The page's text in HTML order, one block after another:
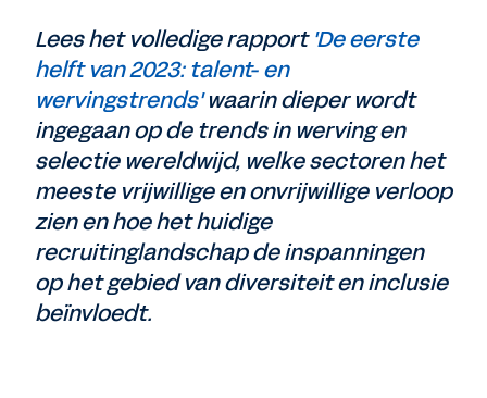
Lees het volledige rapport'De eerste
helft van 2023: talent- en
wervingstrends'waarin dieper wordt
ingegaan op de trends in werving en
selectie wereldwijd, welke sectoren het
meeste vrijwillige en onvrijwillige verloop
zien en hoe het huidige
recruitinglandschap de inspanningen
op het gebied van diversiteit en inclusie
beïnvloedt.